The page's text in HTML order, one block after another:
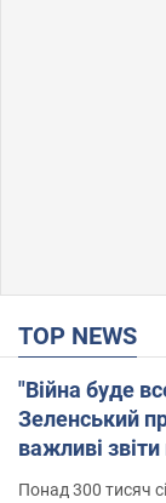
TOP NEWS
"Війна буде
Зеленський
важливі
Понад 300 тисяч